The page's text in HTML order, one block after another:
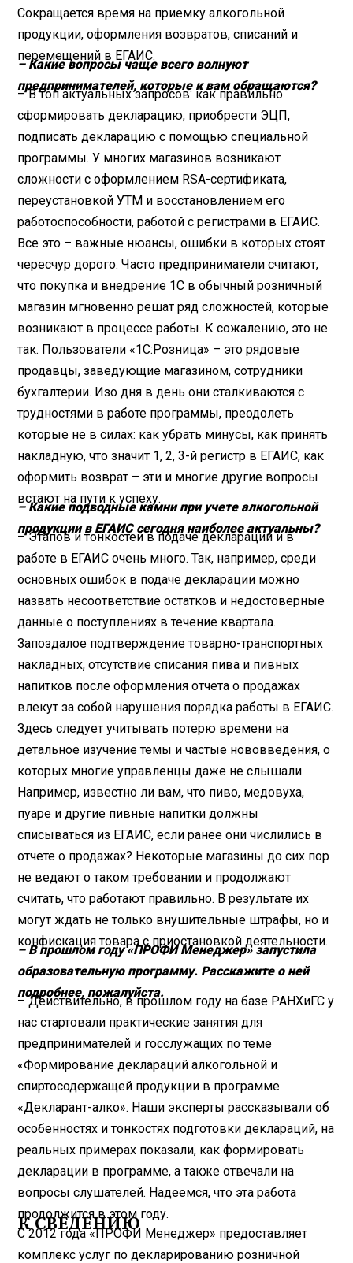
Сокращается время на приемку алкогольной
продукции, оформления возвратов, списаний и
перемещений в ЕГАИС.
– Какие вопросы чаще всего волнуют
предпринимателей, которые к вам обращаются?
– В топ актуальных запросов: как правильно
сформировать декларацию, приобрести ЭЦП,
подписать декларацию с помощью специальной
программы. У многих магазинов возникают
сложности с оформлением RSA-сертификата,
переустановкой УТМ и восстановлением его
работоспособности, работой с регистрами в ЕГАИС.
Все это – важные нюансы, ошибки в которых стоят
чересчур дорого. Часто предприниматели считают,
что покупка и внедрение 1С в обычный розничный
магазин мгновенно решат ряд сложностей, которые
возникают в процессе работы. К сожалению, это не
так. Пользователи «1С:Розница» – это рядовые
продавцы, заведующие магазином, сотрудники
бухгалтерии. Изо дня в день они сталкиваются с
трудностями в работе программы, преодолеть
которые не в силах: как убрать минусы, как принять
накладную, что значит 1, 2, 3-й регистр в ЕГАИС, как
оформить возврат – эти и многие другие вопросы
встают на пути к успеху.
– Какие подводные камни при учете алкогольной
продукции в ЕГАИС сегодня наиболее актуальны?
– Этапов и тонкостей в подаче декларации и в
работе в ЕГАИС очень много. Так, например, среди
основных ошибок в подаче декларации можно
назвать несоответствие остатков и недостоверные
данные о поступлениях в течение квартала.
Запоздалое подтверждение товарно-транспортных
накладных, отсутствие списания пива и пивных
напитков после оформления отчета о продажах
влекут за собой нарушения порядка работы в ЕГАИС.
Здесь следует учитывать потерю времени на
детальное изучение темы и частые нововведения, о
которых многие управленцы даже не слышали.
Например, известно ли вам, что пиво, медовуха,
пуаре и другие пивные напитки должны
списываться из ЕГАИС, если ранее они числились в
отчете о продажах? Некоторые магазины до сих пор
не ведают о таком требовании и продолжают
считать, что работают правильно. В результате их
могут ждать не только внушительные штрафы, но и
конфискация товара с приостановкой деятельности.
– В прошлом году «ПРОФИ Менеджер» запустила
образовательную программу. Расскажите о ней
подробнее, пожалуйста.
– Действительно, в прошлом году на базе РАНХиГС у
нас стартовали практические занятия для
предпринимателей и госслужащих по теме
«Формирование деклараций алкогольной и
спиртосодержащей продукции в программе
«Декларант-алко». Наши эксперты рассказывали об
особенностях и тонкостях подготовки деклараций, на
реальных примерах показали, как формировать
декларации в программе, а также отвечали на
вопросы слушателей. Надеемся, что эта работа
продолжится в этом году.
К СВЕДЕНИЮ
С 2012 года «ПРОФИ Менеджер» предоставляет
комплекс услуг по декларированию розничной